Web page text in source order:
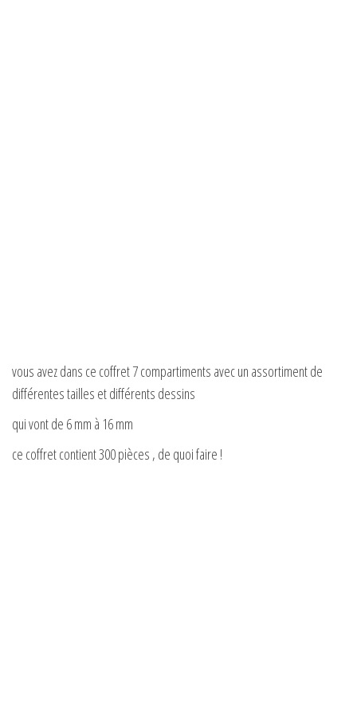
vous avez dans ce coffret 7 compartiments avec un assortiment de
différentes tailles et différents dessins
qui vont de 6 mm à 16 mm
ce coffret contient 300 pièces , de quoi faire !